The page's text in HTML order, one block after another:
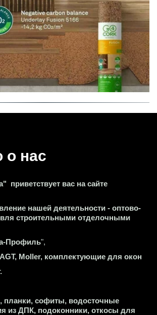
о нас
Магазин "Армада"  приветствует вас на сайте
нашей деятельности - оптово-
строительными отделочными
Профиль",
Moller, комплектующие для окон
планки, софиты, водосточные
из ДПК, подоконники, откосы для